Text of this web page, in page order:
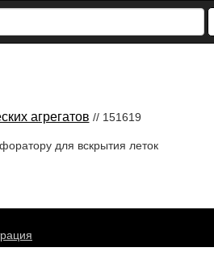
агрегатов // 151619
для вскрытия леток